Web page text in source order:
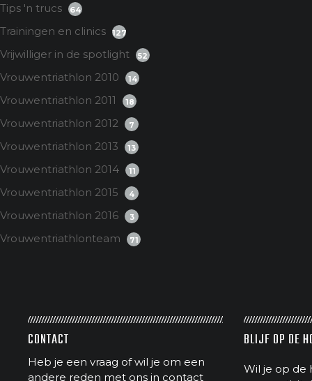
Tips 'n trucs 64
Trainingen en clinics 127
Vrijwilliger in de spotlight 52
Vrouwentriathlon 2010 14
Vrouwentriathlon 2011 18
Vrouwentriathlon 2012 7
Vrouwentriathlon 2013 13
Vrouwentriathlon 2014 11
Vrouwentriathlon 2015 4
Vrouwentriathlon 2016 3
Vrouwentriathlonteam 71
CONTACT
Heb je een vraag of wil je om een
andere reden met ons in contact
BLIJF OP DE
Wil je op de